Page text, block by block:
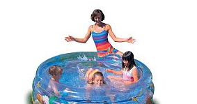
Подписаться
Сравнение
В избранное Недоступно